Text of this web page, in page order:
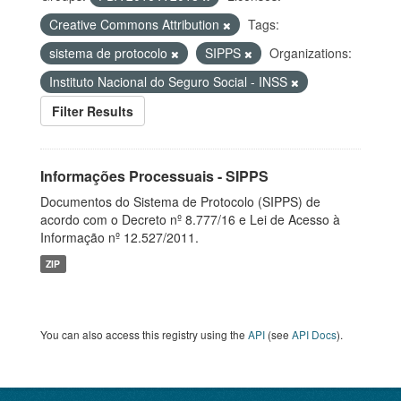
Creative Commons Attribution
Tags:
sistema de protocolo
SIPPS
Organizations:
Instituto Nacional do Seguro Social - INSS
Filter Results
Informações Processuais - SIPPS
Documentos do Sistema de Protocolo (SIPPS) de
acordo com o Decreto nº 8.777/16 e Lei de Acesso à
Informação nº 12.527/2011.
ZIP
You can also access this registry using the API (see API Docs).